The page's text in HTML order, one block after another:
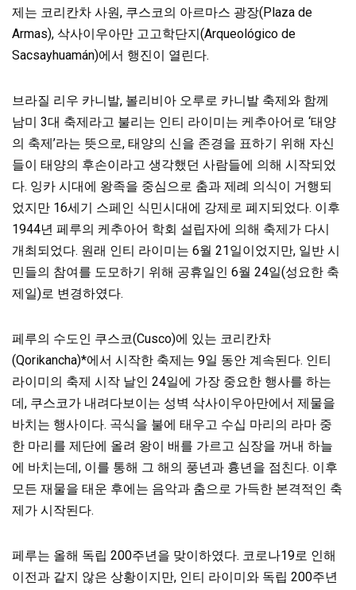
제는 코리칸차 사원, 쿠스코의 아르마스 광장(Plaza de
Armas), 삭사이우아만 고고학단지(Arqueológico de
Sacsayhuamán)에서 행진이 열린다.
브라질 리우 카니발, 볼리비아 오루로 카니발 축제와 함께
남미 3대 축제라고 불리는 인티 라이미는 케추아어로 ‘태양
의 축제’라는 뜻으로, 태양의 신을 존경을 표하기 위해 자신
들이 태양의 후손이라고 생각했던 사람들에 의해 시작되었
다. 잉카 시대에 왕족을 중심으로 춤과 제례 의식이 거행되
었지만 16세기 스페인 식민시대에 강제로 폐지되었다. 이후
1944년 페루의 케추아어 학회 설립자에 의해 축제가 다시
개최되었다. 원래 인티 라이미는 6월 21일이었지만, 일반 시
민들의 참여를 도모하기 위해 공휴일인 6월 24일(성요한 축
제일)로 변경하였다.
페루의 수도인 쿠스코(Cusco)에 있는 코리칸차
(Qorikancha)*에서 시작한 축제는 9일 동안 계속된다. 인티
라이미의 축제 시작 날인 24일에 가장 중요한 행사를 하는
데, 쿠스코가 내려다보이는 성벽 삭사이우아만에서 제물을
바치는 행사이다. 곡식을 불에 태우고 수십 마리의 라마 중
한 마리를 제단에 올려 왕이 배를 가르고 심장을 꺼내 하늘
에 바치는데, 이를 통해 그 해의 풍년과 흉년을 점친다. 이후
모든 재물을 태운 후에는 음악과 춤으로 가득한 본격적인 축
제가 시작된다.
페루는 올해 독립 200주년을 맞이하였다. 코로나19로 인해
이전과 같지 않은 상황이지만, 인티 라이미와 독립 200주년